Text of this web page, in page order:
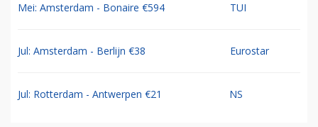
Mei: Amsterdam - Bonaire €594 TUI
Jul: Amsterdam - Berlijn €38 Eurostar
Jul: Rotterdam - Antwerpen €21 NS